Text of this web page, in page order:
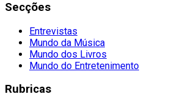
Secções
Entrevistas
Mundo da Música
Mundo dos Livros
Mundo do Entretenimento
Rubricas